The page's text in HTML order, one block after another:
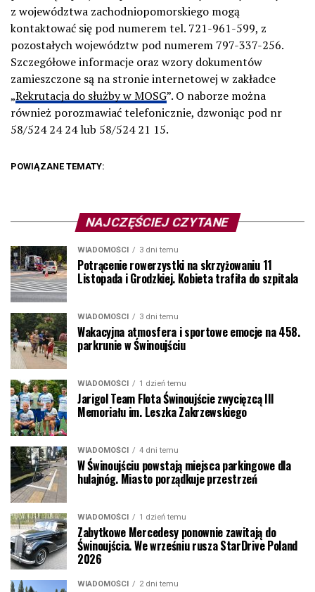
z województwa zachodniopomorskiego mogą
kontaktować się pod numerem tel. 721-961-599, z
pozostałych województw pod numerem 797-337-256.
Szczegółowe informacje oraz wzory dokumentów
zamieszczone są na stronie internetowej w zakładce
„Rekrutacja do służby w MOSG”. O naborze można
również porozmawiać telefonicznie, dzwoniąc pod nr
58/524 24 24 lub 58/524 21 15.
POWIĄZANE TEMATY:
NAJCZĘŚCIEJ CZYTANE
WIADOMOŚCI 3 dni temu
Potrącenie rowerzystki na skrzyżowaniu 11
Listopada i Grodzkiej. Kobieta trafiła do szpitala
WIADOMOŚCI 3 dni temu
Wakacyjna atmosfera i sportowe emocje na 458.
parkrunie w Świnoujściu
WIADOMOŚCI 1 dzień temu
Jarigol Team Flota Świnoujście zwycięzcą III
Memoriału im. Leszka Zakrzewskiego
WIADOMOŚCI 4 dni temu
W Świnoujściu powstają miejsca parkingowe dla
hulajnóg. Miasto porządkuje przestrzeń
WIADOMOŚCI 1 dzień temu
Zabytkowe Mercedesy ponownie zawitają do
Świnoujścia. We wrześniu rusza StarDrive Poland
2026
WIADOMOŚCI 2 dni temu